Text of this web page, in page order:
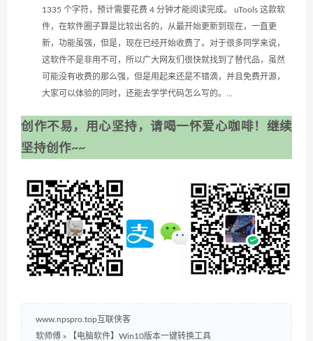
1335 个字符，预计需要花费 4 分钟才能阅读完成。 uTools 这款软
件，在软件圈子算是比较出名的，从最开始更新到现在，一直更
新，功能虽强，但是，现在已经开始收费了。对于很多同学来说，
这软件不是非用不可，所以广大网友们很快就找到了替代品，虽然
可能没有收费的那么强，但是用起来还是不错滴，并且免费开源，
大家可以体验的同时，还能去学学代码怎么写的。...
创作不易，用心坚持，请喝一怀爱心咖啡！继续
坚持创作~~
www.npspro.top互联侠客
软师傅 » 【电脑软件】Win10版本一键转换工具